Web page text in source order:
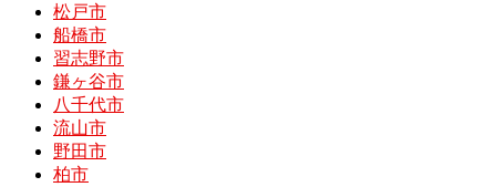
松戸市
船橋市
習志野市
鎌ヶ谷市
八千代市
流山市
野田市
柏市